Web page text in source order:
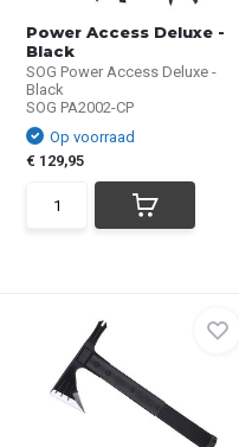
Power Access Deluxe -
Black
SOG Power Access Deluxe -
Black
SOG PA2002-CP
Op voorraad
€ 129,95